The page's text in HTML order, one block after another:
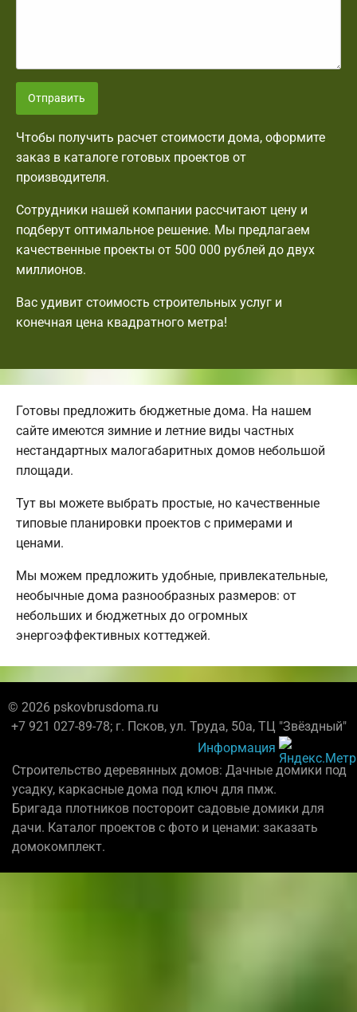
Отправить
Чтобы получить расчет стоимости дома, оформите
заказ в каталоге готовых проектов от
производителя.
Сотрудники нашей компании рассчитают цену и
подберут оптимальное решение. Мы предлагаем
качественные проекты от 500 000 рублей до двух
миллионов.
Вас удивит стоимость строительных услуг и
конечная цена квадратного метра!
Готовы предложить бюджетные дома. На нашем
сайте имеются зимние и летние виды частных
нестандартных малогабаритных домов небольшой
площади.
Тут вы можете выбрать простые, но качественные
типовые планировки проектов с примерами и
ценами.
Мы можем предложить удобные, привлекательные,
необычные дома разнообразных размеров: от
небольших и бюджетных до огромных
энергоэффективных коттеджей.
© 2026 pskovbrusdoma.ru
+7 921 027-89-78; г. Псков, ул. Труда, 50а, ТЦ "Звёздный"
Информация
Строительство деревянных домов: Дачные домики под
усадку, каркасные дома под ключ для пмж.
Бригада плотников постороит садовые домики для
дачи. Каталог проектов с фото и ценами: заказать
домокомплект.